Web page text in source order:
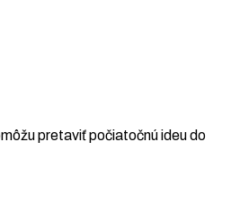
pretaviť počiatočnú ideu do